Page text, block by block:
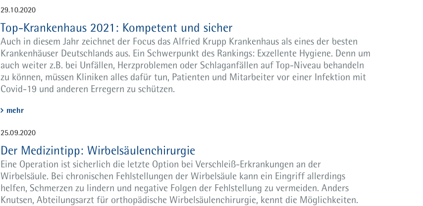
29.10.2020
Top-Krankenhaus 2021: Kompetent und sicher
Auch in diesem Jahr zeichnet der Focus das Alfried Krupp Krankenhaus als eines der besten
Krankenhäuser Deutschlands aus. Ein Schwerpunkt des Rankings: Exzellente Hygiene. Denn um
auch weiter z.B. bei Unfällen, Herzproblemen oder Schlaganfällen auf Top-Niveau behandeln
zu können, müssen Kliniken alles dafür tun, Patienten und Mitarbeiter vor einer Infektion mit
Covid-19 und anderen Erregern zu schützen.
mehr
25.09.2020
Der Medizintipp: Wirbelsäulenchirurgie
Eine Operation ist sicherlich die letzte Option bei Verschleiß-Erkrankungen an der
Wirbelsäule. Bei chronischen Fehlstellungen der Wirbelsäule kann ein Eingriff allerdings
helfen, Schmerzen zu lindern und negative Folgen der Fehlstellung zu vermeiden. Anders
Knutsen, Abteilungsarzt für orthopädische Wirbelsäulenchirurgie, kennt die Möglichkeiten.